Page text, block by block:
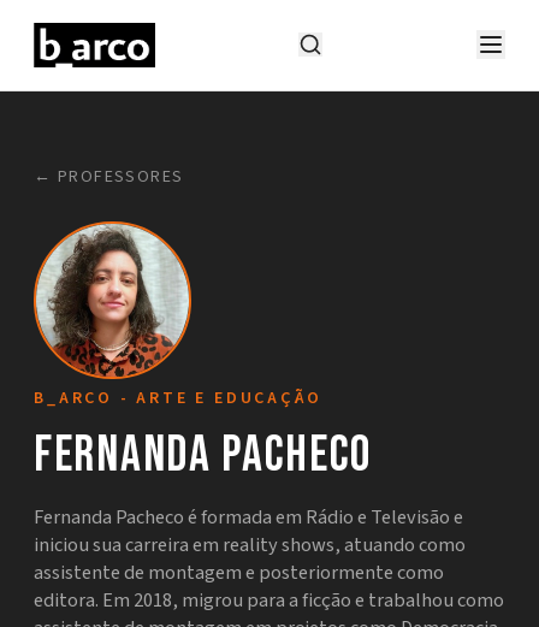
← PROFESSORES
B_ARCO - ARTE E EDUCAÇÃO
Fernanda Pacheco
Fernanda Pacheco é formada em Rádio e Televisão e
iniciou sua carreira em reality shows, atuando como
assistente de montagem e posteriormente como
editora. Em 2018, migrou para a ficção e trabalhou como